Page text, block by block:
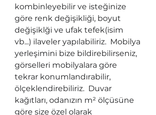
kombinleyebilir ve isteğinize
göre renk değişikliği, boyut
değişiklği ve ufak tefek(isim
vb...) ilaveler yapılabiliriz.  Mobilya
yerleşimini bize bildirebilirseniz,
görselleri mobilyalara göre
tekrar konumlandırabilir,
ölçeklendirebiliriz.  Duvar
kağıtları, odanızın m² ölçüsüne
göre size özel olarak